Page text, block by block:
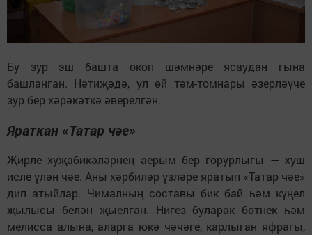
Бу зур эш башта окоп шәмнәре ясаудан гына
башланган. Нәтиҗәдә, ул өй тәм-томнары әзерләүче
зур бер хәрәкәткә әверелгән.
Яраткан «Татар чәе»
Җирле хуҗабикәләрнең аерым бер горурлыгы — хуш
исле үлән чәе. Аны хәрбиләр үзләре яратып «Татар чәе»
дип атыйлар. Чималның составы бик бай һәм күңел
җылысы белән җыелган. Нигез буларак бөтнек һәм
мелисса алына, аларга юкә чәчәге, карлыган яфрагы,